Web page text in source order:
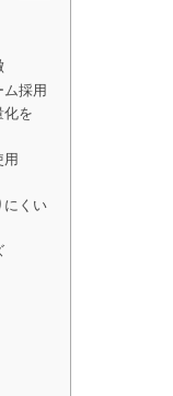
採用
化を
にくい